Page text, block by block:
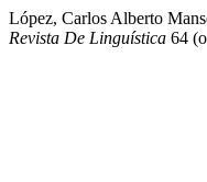
López, Carlos Alberto
Revista De Linguística 64